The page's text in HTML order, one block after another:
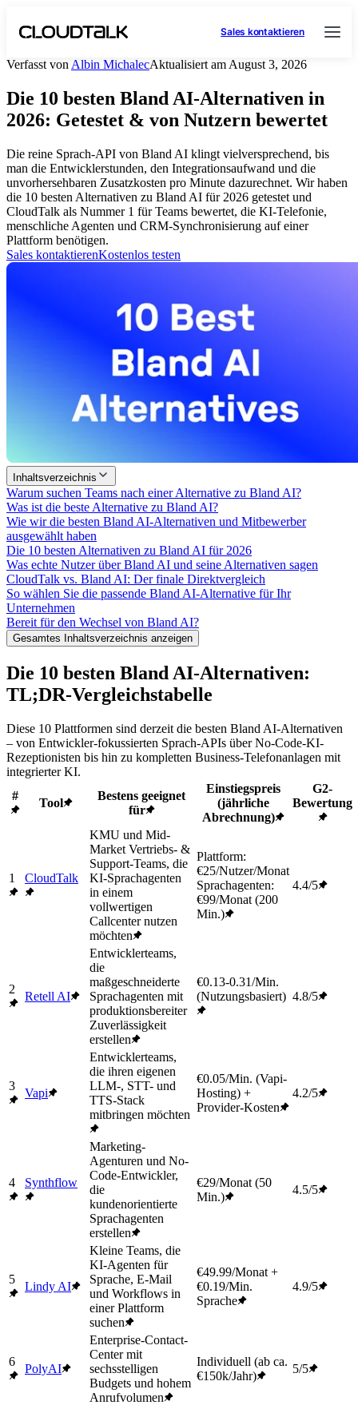
Sales kontaktieren
Verfasst von Albin MichalecAktualisiert am August 3, 2026
Die 10 besten Bland AI-Alternativen in
2026: Getestet & von Nutzern bewertet
Die reine Sprach-API von Bland AI klingt vielversprechend, bis
man die Entwicklerstunden, den Integrationsaufwand und die
unvorhersehbaren Zusatzkosten pro Minute dazurechnet. Wir haben
die 10 besten Alternativen zu Bland AI für 2026 getestet und
CloudTalk als Nummer 1 für Teams bewertet, die KI-Telefonie,
menschliche Agenten und CRM-Synchronisierung auf einer
Plattform benötigen.
Sales kontaktierenKostenlos testen
Inhaltsverzeichnis
Warum suchen Teams nach einer Alternative zu Bland AI?
Was ist die beste Alternative zu Bland AI?
Wie wir die besten Bland AI-Alternativen und Mitbewerber
ausgewählt haben
Die 10 besten Alternativen zu Bland AI für 2026
Was echte Nutzer über Bland AI und seine Alternativen sagen
CloudTalk vs. Bland AI: Der finale Direktvergleich
So wählen Sie die passende Bland AI-Alternative für Ihr
Unternehmen
Bereit für den Wechsel von Bland AI?
Gesamtes Inhaltsverzeichnis anzeigen
Die 10 besten Bland AI-Alternativen:
TL;DR-Vergleichstabelle
Diese 10 Plattformen sind derzeit die besten Bland AI-Alternativen
– von Entwickler-fokussierten Sprach-APIs über No-Code-KI-
Rezeptionisten bis hin zu kompletten Business-Telefonanlagen mit
integrierter KI.
#
Tool
Bestens geeignet
für
Einstiegspreis
(jährliche
Abrechnung)
G2-
Bewertung
1 CloudTalk
KMU und Mid-
Market Vertriebs- &
Support-Teams, die
KI-Sprachagenten
in einem
vollwertigen
Callcenter nutzen
möchten
Plattform:
€25/Nutzer/Monat
Sprachagenten:
€99/Monat (200
Min.)
4.4/5
2
Retell AI
Entwicklerteams,
die
maßgeschneiderte
Sprachagenten mit
produktionsbereiter
Zuverlässigkeit
erstellen
€0.13-0.31/Min.
(Nutzungsbasiert) 4.8/5
3
Vapi
Entwicklerteams,
die ihren eigenen
LLM-, STT- und
TTS-Stack
mitbringen möchten
€0.05/Min. (Vapi-
Hosting) +
Provider-Kosten
4.2/5
4 Synthflow
Marketing-
Agenturen und No-
Code-Entwickler,
die
kundenorientierte
Sprachagenten
erstellen
€29/Monat (50
Min.)
4.5/5
5
Lindy AI
Kleine Teams, die
KI-Agenten für
Sprache, E-Mail
und Workflows in
einer Plattform
suchen
€49.99/Monat +
€0.19/Min.
Sprache
4.9/5
6
PolyAI
Enterprise-Contact-
Center mit
sechsstelligen
Budgets und hohem
Anrufvolumen
Individuell (ab ca.
€150k/Jahr)
5/5